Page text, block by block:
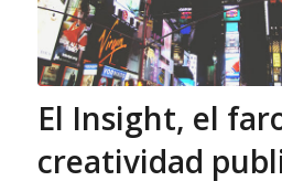
El Insight, el
creatividad